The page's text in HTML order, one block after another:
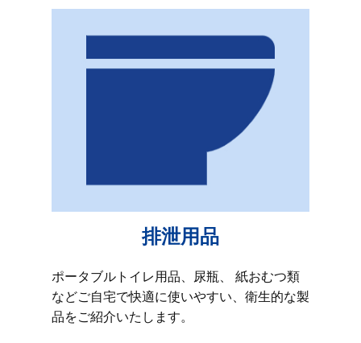
排泄用品
ポータブルトイレ用品、尿瓶、 紙おむつ類
などご自宅で快適に使いやすい、衛生的な製
品をご紹介いたします。